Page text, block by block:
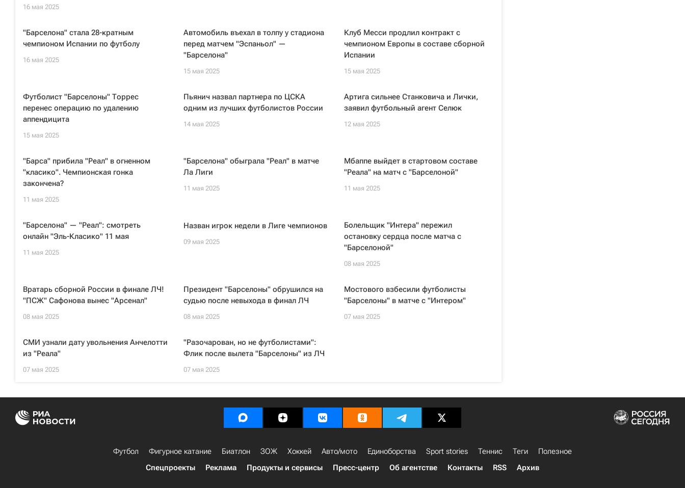
16 мая 2025
"Барселона" стала 28-кратным
чемпионом Испании по футболу
16 мая 2025
Автомобиль въехал в толпу у стадиона
перед матчем "Эспаньол" —
"Барселона"
15 мая 2025
Клуб Месси продлил контракт с
чемпионом Европы в составе сборной
Испании
15 мая 2025
Футболист "Барселоны" Торрес
перенес операцию по удалению
аппендицита
15 мая 2025
Пьянич назвал партнера по ЦСКА
одним из лучших футболистов России
14 мая 2025
Артига сильнее Станковича и Лички,
заявил футбольный агент Селюк
12 мая 2025
"Барса" прибила "Реал" в огненном
"класико". Чемпионская гонка
закончена?
11 мая 2025
"Барселона" обыграла "Реал" в матче
Ла Лиги
11 мая 2025
Мбаппе выйдет в стартовом составе
"Реала" на матч с "Барселоной"
11 мая 2025
"Барселона" — "Реал": смотреть
онлайн "Эль-Класико" 11 мая
11 мая 2025
Назван игрок недели в Лиге чемпионов
09 мая 2025
Болельщик "Интера" пережил
остановку сердца после матча с
"Барселоной"
08 мая 2025
Вратарь сборной России в финале ЛЧ!
"ПСЖ" Сафонова вынес "Арсенал"
08 мая 2025
Президент "Барселоны" обрушился на
судью после невыхода в финал ЛЧ
08 мая 2025
Мостового взбесили футболисты
"Барселоны" в матче с "Интером"
07 мая 2025
СМИ узнали дату увольнения Анчелотти
из "Реала"
07 мая 2025
"Разочарован, но не футболистами":
Флик после вылета "Барселоны" из ЛЧ
07 мая 2025
Футбол Фигурное катание Биатлон ЗОЖ Хоккей Авто/мото Единоборства Sport stories Теннис Теги
Полезное
Спецпроекты
Реклама Продукты и сервисы Пресс-центр Об агентстве Контакты RSS Архив